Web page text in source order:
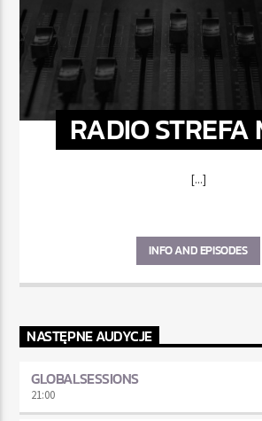
RADIO STREFA
[...]
INFO AND EPISODES
NASTĘPNE AUDYCJE
GLOBALSESSIONS
21:00